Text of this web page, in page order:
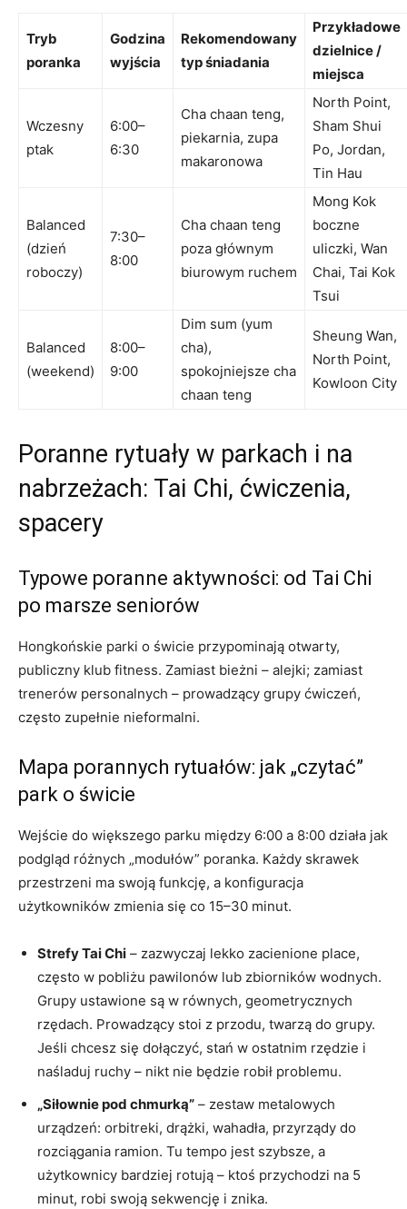
Tryb
poranka
Godzina
wyjścia
Rekomendowany
typ śniadania
Przykładowe
dzielnice /
miejsca
Wczesny
ptak
6:00–
6:30
Cha chaan teng,
piekarnia, zupa
makaronowa
North Point,
Sham Shui
Po, Jordan,
Tin Hau
Balanced
(dzień
roboczy)
7:30–
8:00
Cha chaan teng
poza głównym
biurowym ruchem
Mong Kok
boczne
uliczki, Wan
Chai, Tai Kok
Tsui
Balanced
(weekend)
8:00–
9:00
Dim sum (yum
cha),
spokojniejsze cha
chaan teng
Sheung Wan,
North Point,
Kowloon City
Poranne rytuały w parkach i na
nabrzeżach: Tai Chi, ćwiczenia,
spacery
Typowe poranne aktywności: od Tai Chi
po marsze seniorów
Hongkońskie parki o świcie przypominają otwarty,
publiczny klub fitness. Zamiast bieżni – alejki; zamiast
trenerów personalnych – prowadzący grupy ćwiczeń,
często zupełnie nieformalni.
Mapa porannych rytuałów: jak „czytać”
park o świcie
Wejście do większego parku między 6:00 a 8:00 działa jak
podgląd różnych „modułów” poranka. Każdy skrawek
przestrzeni ma swoją funkcję, a konfiguracja
użytkowników zmienia się co 15–30 minut.
Strefy Tai Chi – zazwyczaj lekko zacienione place,
często w pobliżu pawilonów lub zbiorników wodnych.
Grupy ustawione są w równych, geometrycznych
rzędach. Prowadzący stoi z przodu, twarzą do grupy.
Jeśli chcesz się dołączyć, stań w ostatnim rzędzie i
naśladuj ruchy – nikt nie będzie robił problemu.
„Siłownie pod chmurką” – zestaw metalowych
urządzeń: orbitreki, drążki, wahadła, przyrządy do
rozciągania ramion. Tu tempo jest szybsze, a
użytkownicy bardziej rotują – ktoś przychodzi na 5
minut, robi swoją sekwencję i znika.